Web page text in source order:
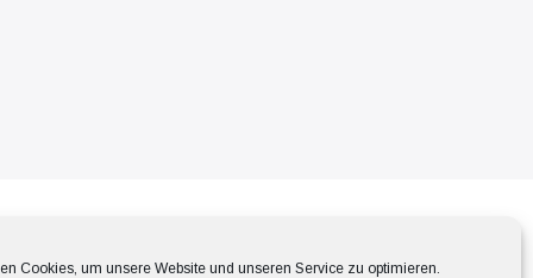
Cookies, um unsere Website und unseren Service zu optimieren.